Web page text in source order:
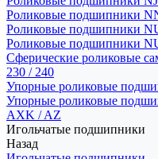
Роликовые подшипники
Роликовые подшипники
Роликовые подшипники
Сферические роликовые
230 / 240
Упорные роликовые
Упорные роликовые
AXK / AZ
Игольчатые подшипники
Назад